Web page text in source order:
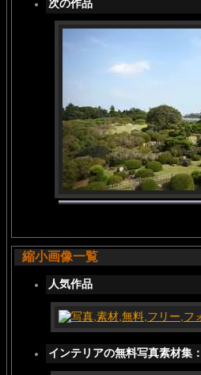
次の作品
縮小画像一覧
人気作品
インテリアの無料写真素材集